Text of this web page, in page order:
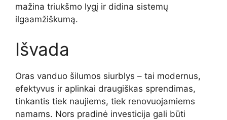
mažina triukšmo lygį ir didina sistemų
ilgaamžiškumą.
Išvada
Oras vanduo šilumos siurblys – tai modernus,
efektyvus ir aplinkai draugiškas sprendimas,
tinkantis tiek naujiems, tiek renovuojamiems
namams. Nors pradinė investicija gali būti